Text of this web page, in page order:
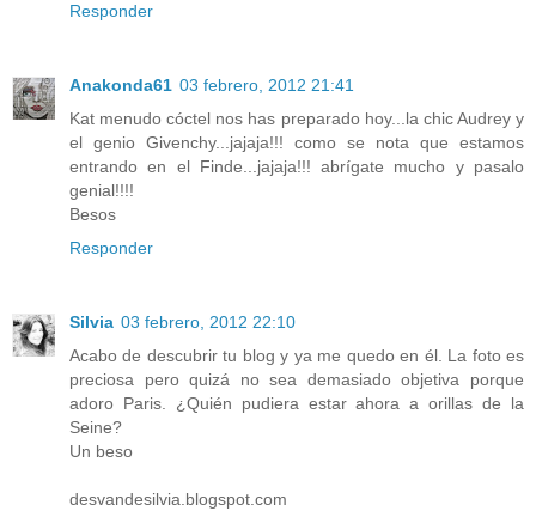
Responder
Anakonda61 03 febrero, 2012 21:41
Kat menudo cóctel nos has preparado hoy...la chic Audrey y
el genio Givenchy...jajaja!!! como se nota que estamos
entrando en el Finde...jajaja!!! abrígate mucho y pasalo
genial!!!!
Besos
Responder
Silvia 03 febrero, 2012 22:10
Acabo de descubrir tu blog y ya me quedo en él. La foto es
preciosa pero quizá no sea demasiado objetiva porque
adoro Paris. ¿Quién pudiera estar ahora a orillas de la
Seine?
Un beso
desvandesilvia.blogspot.com